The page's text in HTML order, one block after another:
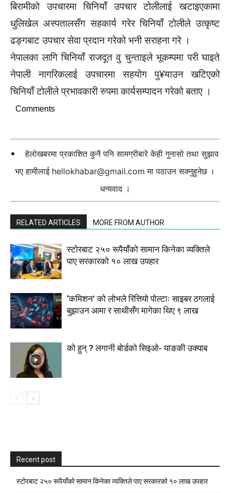
बिरामीको उपचारमा चिनियाँ उपचार टोलीलाई खटाइएकामा
धुलिखेल अस्पतालसँग सहकार्य गरेर चिनियाँ टोलीले उत्कृष्ट
ढङ्गबाट उपचार सेवा प्रदान गरेको भनी सराहना गरे ।
नेपालका लागि चिनियाँ राजदूत वु चुन्ताइले भूकम्पमा परी घाइते
नेपाली नागरिकलाई उपचारमा सहयोग पु¥याउन खटिएको
चिनियाँ टोलीले प्रभावकारी रुपमा कार्यसम्पादन गरेको बताए ।
Comments
हेलोखबरमा प्रकाशित कुनै पनि सामग्रीबारे केही गुनासो तथा सुझाव
भए हामीलाई hellokhabar@gmail.com मा पठाउन सक्नुहुनेछ ।
धन्यवाद ।
RELATED ARTICLES MORE FROM AUTHOR
स्टाेरबाट २५० रूपैयाँको सामान किनेका व्यक्तिले
पाए सरकारको १० लाख उपहार
‘कमिशन’ को लोभले रित्तियो पोल्टाः साइबर ठगलाई
बुझाउन आमा र साथीसँग मागेका थिए ९ लाख
को हुन् ? लगानी बोर्डको सिइओ- याङकी उक्याब
Recent post
स्टाेरबाट २५० रूपैयाँको सामान किनेका व्यक्तिले पाए सरकारको १० लाख उपहार